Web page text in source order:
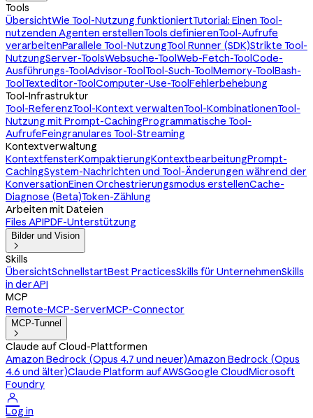
Tools
ÜbersichtWie Tool-Nutzung funktioniertTutorial: Einen Tool-
nutzenden Agenten erstellenTools definierenTool-Aufrufe
verarbeitenParallele Tool-NutzungTool Runner (SDK)Strikte Tool-
NutzungServer-ToolsWebsuche-ToolWeb-Fetch-ToolCode-
Ausführungs-ToolAdvisor-ToolTool-Such-ToolMemory-ToolBash-
ToolTexteditor-ToolComputer-Use-ToolFehlerbehebung
Tool-Infrastruktur
Tool-ReferenzTool-Kontext verwaltenTool-KombinationenTool-
Nutzung mit Prompt-CachingProgrammatische Tool-
AufrufeFeingranulares Tool-Streaming
Kontextverwaltung
KontextfensterKompaktierungKontextbearbeitungPrompt-
CachingSystem-Nachrichten und Tool-Änderungen während der
KonversationEinen Orchestrierungsmodus erstellenCache-
Diagnose (Beta)Token-Zählung
Arbeiten mit Dateien
Files APIPDF-Unterstützung
Bilder und Vision

Skills
ÜbersichtSchnellstartBest PracticesSkills für UnternehmenSkills
in der API
MCP
Remote-MCP-ServerMCP-Connector
MCP-Tunnel

Claude auf Cloud-Plattformen
Amazon Bedrock (Opus 4.7 und neuer)Amazon Bedrock (Opus
4.6 und älter)Claude Platform auf AWSGoogle CloudMicrosoft
Foundry

Log in